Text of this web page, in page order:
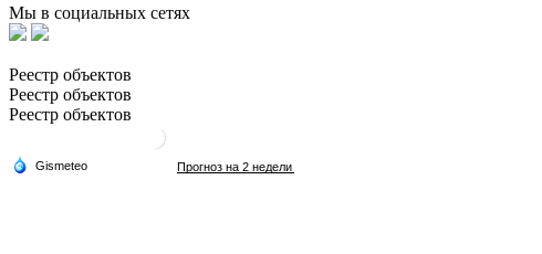
Мы в социальных сетях
Реестр объектов
Реестр объектов
Реестр объектов